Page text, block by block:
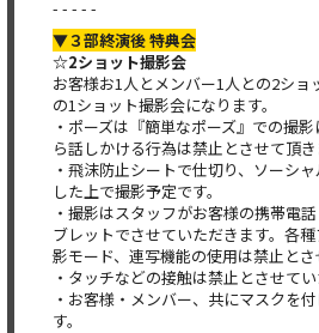
- - - - -
▼３部終演後 特典会
☆2ショット撮影会
お客様お1人とメンバー1人との2シ
の1ショット撮影会になります。
・ポーズは『簡単なポーズ』での撮
ら話しかける行為は禁止とさせて頂き
・飛沫防止シートで仕切り、ソーシ
した上で撮影予定です。
・撮影はスタッフがお客様の携帯電
ブレットでさせていただきます。各
影モード、連写機能の使用は禁止とさ
・タッチなどの接触は禁止とさせてい
・お客様・メンバー、共にマスクを
す。